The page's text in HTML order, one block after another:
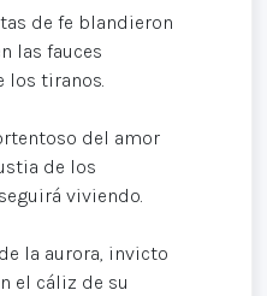
de fe blandieron
las fauces
los tiranos.
del amor
de los
viviendo.
la aurora, invicto
el cáliz de su